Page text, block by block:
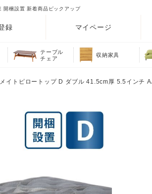
梱設置 新着商品ピックアップ
録 マイページ
テーブル
チェア
収納家具
イトピロートップ D ダブル 41.5cm厚 5.5インチ